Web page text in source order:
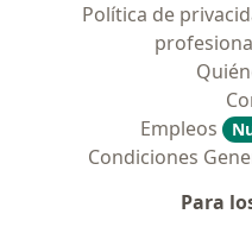
Política de
Empleos
Condiciones
Para